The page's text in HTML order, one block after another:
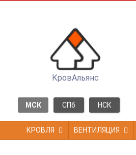
КровАльянс
МСК СПб НСК
КРОВЛЯ ВЕНТИЛЯЦИЯ